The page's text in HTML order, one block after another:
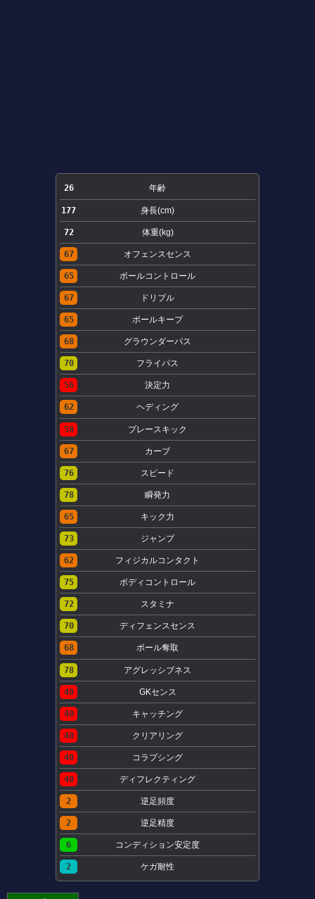
26 年齢
177 身長(cm)
72 体重(kg)
67 オフェンスセンス
65 ボールコントロール
67 ドリブル
65 ボールキープ
68 グラウンダーパス
70 フライパス
56 決定力
62 ヘディング
58 プレースキック
67 カーブ
76 スピード
78 瞬発力
65 キック力
73 ジャンプ
62 フィジカルコンタクト
75 ボディコントロール
72 スタミナ
70 ディフェンスセンス
68 ボール奪取
78 アグレッシブネス
40 GKセンス
40 キャッチング
40 クリアリング
40 コラプシング
40 ディフレクティング
2 逆足頻度
2 逆足精度
6 コンディション安定度
2 ケガ耐性